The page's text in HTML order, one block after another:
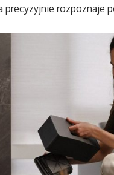
precyzyjnie rozpoznaje